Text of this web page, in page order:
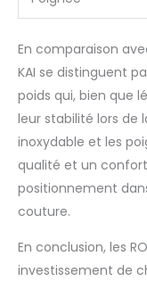
En comparaison
KAI se distinguent
poids qui, bien que
leur stabilité lors de
inoxydable et les
qualité et un
positionnement
couture.
En conclusion, les
investissement de